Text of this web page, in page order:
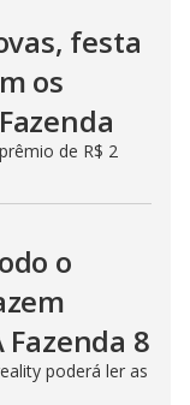
festa
os
de R$ 2
o
8
poderá ler as